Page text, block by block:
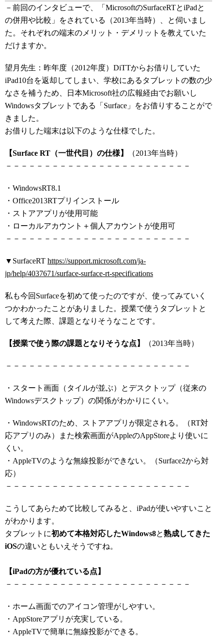
－前回のインタビューで、「MicrosoftのSurfaceRTとiPadと
の併用や比較」をされている（2013年当時）、と伺いまし
た。それぞれの端末のメリット・デメリットを教えていた
だけますか。
望月先生：昨年度（2012年度）DiTTからお借りしていた
iPad10台を返却してしまい、学校にあるタブレットの数の少
なさを補うため、日本Microsoft社の広報経由でお願いし
Windowsタブレットである「Surface」をお借りすることがで
きました。
お借りした端末は以下のような仕様でした。
【Surface RT（一世代目）の仕様】
（2013年当時）
－－－－－－－－－－－－－－－－－－－－－－－－
・WindowsRT8.1
・Office2013RTプリインストール
・ストアアプリが使用可能
・ローカルアカウント＋個人アカウントが使用可
－－－－－－－－－－－－－－－－－－－－－－－－
▼SurfaceRT https://support.microsoft.com/ja-
jp/help/4037671/surface-surface-rt-specifications
私も今回Surfaceを初めて使ったのですが、使ってみていく
つかわかったことがありました。授業で使うタブレットと
して考えた際、課題となりそうなことです。
【授業で使う際の課題となりそうな点】 （2013年当時）
－－－－－－－－－－－－－－－－－－－－－－－－
・スタート画面（タイルが並ぶ）とデスクトップ（従来の
Windowsデスクトップ）の関係がわかりにくい。
・WindowsRTのため、ストアアプリが限定される。（RT対
応アプリのみ）また検索画面がAppleのAppStoreより使いに
くい。
・AppleTVのような無線投影ができない。（Surface2から対
応）
－－－－－－－－－－－－－－－－－－－－－－－－
こうしてあらためて比較してみると、iPadが使いやすいこと
がわかります。
タブレットに初めて本格対応したWindows8と熟成してきた
iOSの違いともいえそうですね。
【iPadの方が優れている点】
－－－－－－－－－－－－－－－－－－－－－－－－
・ホーム画面でのアイコン管理がしやすい。
・AppStoreアプリが充実している。
・AppleTVで簡単に無線投影ができる。